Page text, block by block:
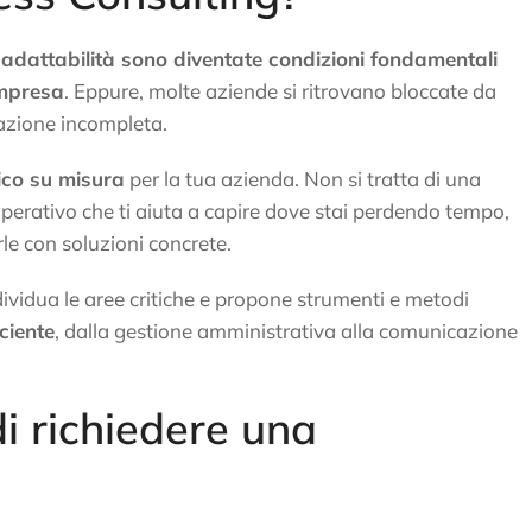
sono diventate condizioni fondamentali
. Eppure, molte aziende si ritrovano bloccate da
incompleta.
su misura per la tua azienda. Non si tratta di una
che ti aiuta a capire dove stai perdendo tempo,
con soluzioni concrete.
le aree critiche e propone strumenti e metodi
, dalla gestione amministrativa alla comunicazione
richiedere una